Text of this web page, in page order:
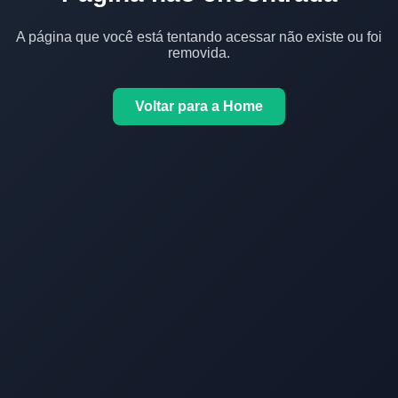
A página que você está tentando acessar não existe ou foi
removida.
Voltar para a Home